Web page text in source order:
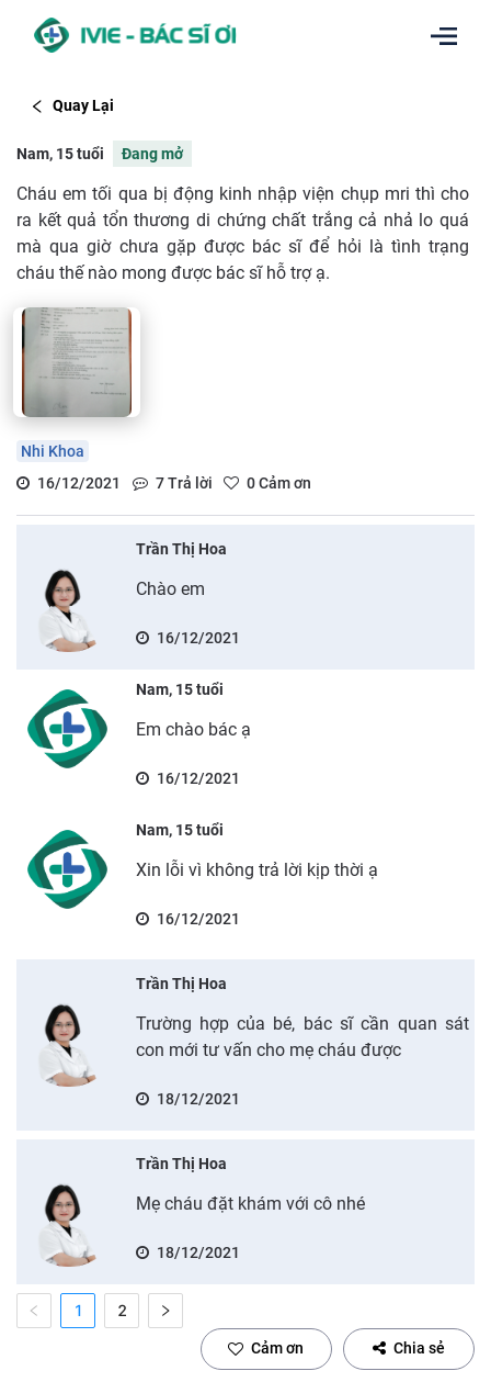
Quay Lại
Nam, 15 tuổi Đang mở
Cháu em tối qua bị động kinh nhập viện chụp mri thì cho
ra kết quả tổn thương di chứng chất trắng cả nhả lo quá
mà qua giờ chưa gặp được bác sĩ để hỏi là tình trạng
cháu thế nào mong được bác sĩ hỗ trợ ạ.
Nhi Khoa
16/12/2021
7Trả lời 0Cảm ơn
Trần Thị Hoa
Chào em
16/12/2021
Nam, 15 tuổi
Em chào bác ạ
16/12/2021
Nam, 15 tuổi
Xin lỗi vì không trả lời kịp thời ạ
16/12/2021
Trần Thị Hoa
Trường hợp của bé, bác sĩ cần quan sát
con mới tư vấn cho mẹ cháu được
18/12/2021
Trần Thị Hoa
Mẹ cháu đặt khám với cô nhé
18/12/2021
1 2
Cảm ơn Chia sẻ